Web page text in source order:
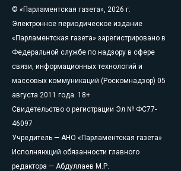
© «Парламентская газета», 2026 г.
Электронное периодическое издание
«Парламентская газета» зарегистрировано в
Федеральной службе по надзору в сфере
связи, информационных технологий и
массовых коммуникаций (Роскомнадзор) 05
августа 2011 года. 18+
Свидетельство о регистрации Эл № ФС77-
46097
Учредитель — АНО «Парламентская газета»
Исполняющий обязанности главного
редактора — Абдуллаев М.Р.